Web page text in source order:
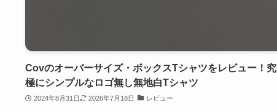
Covのオーバーサイズ・ボックスTシャツをレビュー！究
極にシンプルなロゴ無し無地白Tシャツ
2024年8月31日 2026年7月18日 レビュー